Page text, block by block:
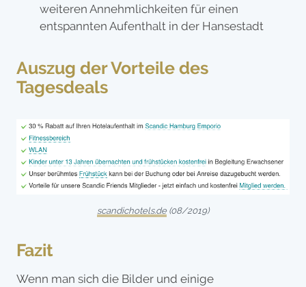
weiteren Annehmlichkeiten für einen
entspannten Aufenthalt in der Hansestadt
Auszug der Vorteile des
Tagesdeals
scandichotels.de(08/2019)
Fazit
Wenn man sich die Bilder und einige